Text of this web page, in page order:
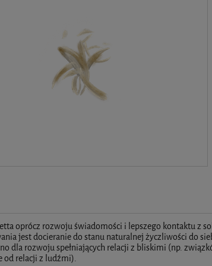
Cena nie
oprócz rozwoju świadomości i lepszego kontaktu z
jest docieranie do stanu naturalnej życzliwości do
dla rozwoju spełniających relacji z bliskimi (np.
od relacji z ludźmi).